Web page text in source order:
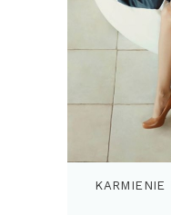
KARMIENIE